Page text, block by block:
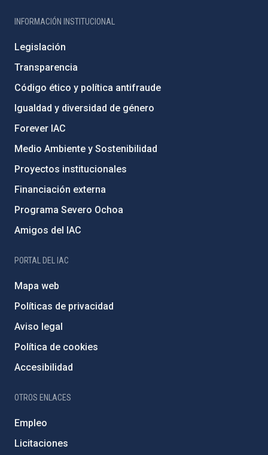
INFORMACIÓN INSTITUCIONAL
Legislación
Transparencia
Código ético y política antifraude
Igualdad y diversidad de género
Forever IAC
Medio Ambiente y Sostenibilidad
Proyectos institucionales
Financiación externa
Programa Severo Ochoa
Amigos del IAC
PORTAL DEL IAC
Mapa web
Políticas de privacidad
Aviso legal
Política de cookies
Accesibilidad
OTROS ENLACES
Empleo
Licitaciones